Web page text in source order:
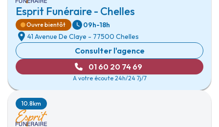
Esprit Funéraire - Chelles
Ouvre bientôt
09h-18h
41 Avenue De Claye - 77500 Chelles
Consulter l'agence
01 60 20 74 69
A votre écoute 24h/24 7j/7
10.8km